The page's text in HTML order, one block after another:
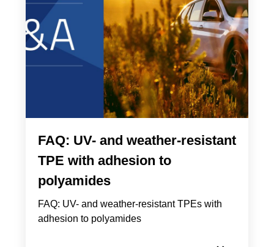
FAQ: UV- and weather-resistant
TPE with adhesion to
polyamides
FAQ: UV- and weather-resistant TPEs with
adhesion to polyamides